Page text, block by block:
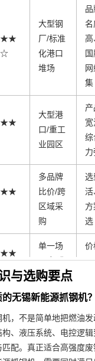
大型钢
厂/标准
化港口
堆场
品
高
集
大型港
口/重工
业园区
产
宽
综
力
多品牌
比价/跨
区域采
购
选
活
选
单一场
景/标准
工况
价
民
与选购要点
无锡新能源抓钢机？
，不是简单地把燃油
、液压系统、电控逻
配。真正适合高强度